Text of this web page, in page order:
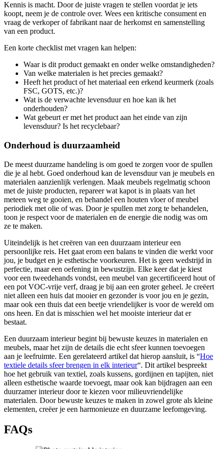
Kennis is macht. Door de juiste vragen te stellen voordat je iets
koopt, neem je de controle over. Wees een kritische consument en
vraag de verkoper of fabrikant naar de herkomst en samenstelling
van een product.
Een korte checklist met vragen kan helpen:
Waar is dit product gemaakt en onder welke omstandigheden?
Van welke materialen is het precies gemaakt?
Heeft het product of het materiaal een erkend keurmerk (zoals
FSC, GOTS, etc.)?
Wat is de verwachte levensduur en hoe kan ik het
onderhouden?
Wat gebeurt er met het product aan het einde van zijn
levensduur? Is het recyclebaar?
Onderhoud is duurzaamheid
De meest duurzame handeling is om goed te zorgen voor de spullen
die je al hebt. Goed onderhoud kan de levensduur van je meubels en
materialen aanzienlijk verlengen. Maak meubels regelmatig schoon
met de juiste producten, repareer wat kapot is in plaats van het
meteen weg te gooien, en behandel een houten vloer of meubel
periodiek met olie of was. Door je spullen met zorg te behandelen,
toon je respect voor de materialen en de energie die nodig was om
ze te maken.
Uiteindelijk is het creëren van een duurzaam interieur een
persoonlijke reis. Het gaat erom een balans te vinden die werkt voor
jou, je budget en je esthetische voorkeuren. Het is geen wedstrijd in
perfectie, maar een oefening in bewustzijn. Elke keer dat je kiest
voor een tweedehands vondst, een meubel van gecertificeerd hout of
een pot VOC-vrije verf, draag je bij aan een groter geheel. Je creëert
niet alleen een huis dat mooier en gezonder is voor jou en je gezin,
maar ook een thuis dat een beetje vriendelijker is voor de wereld om
ons heen. En dat is misschien wel het mooiste interieur dat er
bestaat.
Een duurzaam interieur begint bij bewuste keuzes in materialen en
meubels, maar het zijn de details die echt sfeer kunnen toevoegen
aan je leefruimte. Een gerelateerd artikel dat hierop aansluit, is “Hoe
textiele details sfeer brengen in elk interieur“. Dit artikel bespreekt
hoe het gebruik van textiel, zoals kussens, gordijnen en tapijten, niet
alleen esthetische waarde toevoegt, maar ook kan bijdragen aan een
duurzamer interieur door te kiezen voor milieuvriendelijke
materialen. Door bewuste keuzes te maken in zowel grote als kleine
elementen, creëer je een harmonieuze en duurzame leefomgeving.
FAQs